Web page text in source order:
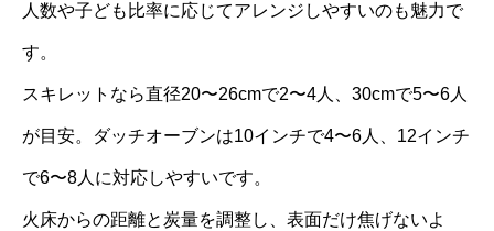
人数や子ども比率に応じてアレンジしやすいのも魅力で
す。
スキレットなら直径20〜26cmで2〜4人、30cmで5〜6人
が目安。ダッチオーブンは10インチで4〜6人、12インチ
で6〜8人に対応しやすいです。
火床からの距離と炭量を調整し、表面だけ焦げないよ